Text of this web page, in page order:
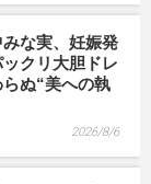
な実、妊娠発
クリ大胆ドレ
ぬ“美への執
2026/8/6